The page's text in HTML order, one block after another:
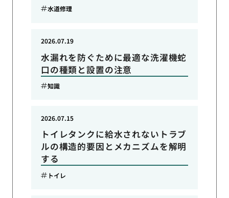
水道修理
水漏れを防ぐために最適な洗濯機蛇
口の種類と設置の注意
2026.07.19
知識
トイレタンクに給水されないトラブ
ルの構造的要因とメカニズムを解明
する
2026.07.15
トイレ